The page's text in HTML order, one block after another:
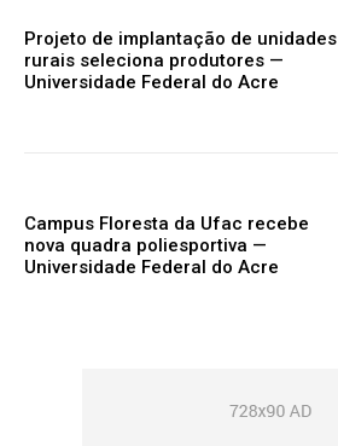
Projeto de implantação de unidades
rurais seleciona produtores —
Universidade Federal do Acre
Campus Floresta da Ufac recebe
nova quadra poliesportiva —
Universidade Federal do Acre